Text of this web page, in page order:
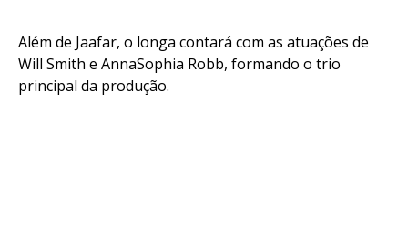
Além de Jaafar, o longa contará com as atuações de
Will Smith e AnnaSophia Robb, formando o trio
principal da produção.